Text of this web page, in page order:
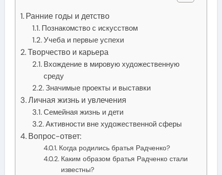
Ранние годы и детство
Познакомство с искусством
Учеба и первые успехи
Творчество и карьера
Вхождение в мировую художественную
среду
Значимые проекты и выставки
Личная жизнь и увлечения
Семейная жизнь и дети
Активности вне художественной сферы
Вопрос-ответ:
Когда родились братья Радченко?
Каким образом братья Радченко стали
известны?